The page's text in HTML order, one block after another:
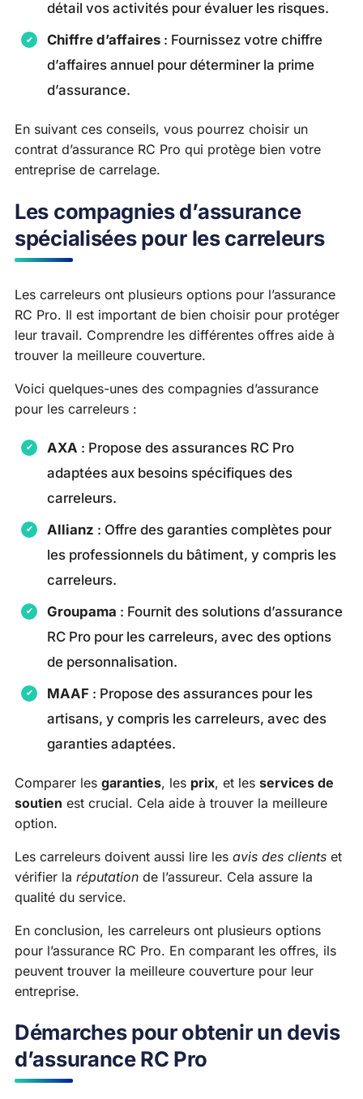
détail vos activités pour évaluer les risques.
Chiffre d’affaires : Fournissez votre chiffre
d’affaires annuel pour déterminer la prime
d’assurance.
En suivant ces conseils, vous pourrez choisir un
contrat d’assurance RC Pro qui protège bien votre
entreprise de carrelage.
Les compagnies d’assurance
spécialisées pour les carreleurs
Les carreleurs ont plusieurs options pour l’assurance
RC Pro. Il est important de bien choisir pour protéger
leur travail. Comprendre les différentes offres aide à
trouver la meilleure couverture.
Voici quelques-unes des compagnies d’assurance
pour les carreleurs :
AXA : Propose des assurances RC Pro
adaptées aux besoins spécifiques des
carreleurs.
Allianz : Offre des garanties complètes pour
les professionnels du bâtiment, y compris les
carreleurs.
Groupama : Fournit des solutions d’assurance
RC Pro pour les carreleurs, avec des options
de personnalisation.
MAAF : Propose des assurances pour les
artisans, y compris les carreleurs, avec des
garanties adaptées.
Comparer les garanties, les prix, et les services de
soutien est crucial. Cela aide à trouver la meilleure
option.
Les carreleurs doivent aussi lire les avis des clients et
vérifier la réputation de l’assureur. Cela assure la
qualité du service.
En conclusion, les carreleurs ont plusieurs options
pour l’assurance RC Pro. En comparant les offres, ils
peuvent trouver la meilleure couverture pour leur
entreprise.
Démarches pour obtenir un devis
d’assurance RC Pro